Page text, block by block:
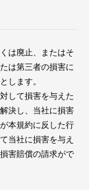
は廃止、またはそ
は第三者の損害に
します。
して損害を与えた
決し、当社に損害
本規約に反した行
当社に損害を与え
害賠償の請求がで